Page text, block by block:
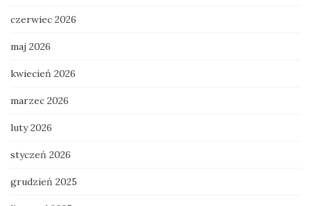
czerwiec 2026
maj 2026
kwiecień 2026
marzec 2026
luty 2026
styczeń 2026
grudzień 2025